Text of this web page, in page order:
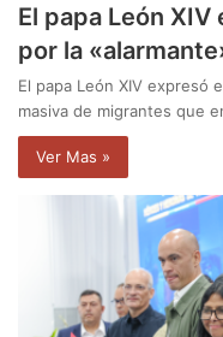
El papa León
por la
El papa León XIV expresó
masiva de migrantes que
Ver Mas »